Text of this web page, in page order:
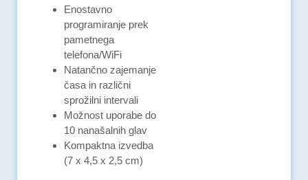
Enostavno
programiranje prek
pametnega
telefona/WiFi
Natančno zajemanje
časa in različni
sprožilni intervali
Možnost uporabe do
10 nanašalnih glav
Kompaktna izvedba
(7 x 4,5 x 2,5 cm)